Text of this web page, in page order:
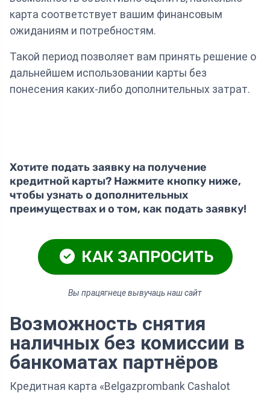
карта соответствует вашим финансовым
ожиданиям и потребностям.
Такой период позволяет вам принять решение о
дальнейшем использовании карты без
понесения каких-либо дополнительных затрат.
Хотите подать заявку на получение
кредитной карты? Нажмите кнопку ниже,
чтобы узнать о дополнительных
преимуществах и о том, как подать заявку!
КАК ЗАПРОСИТЬ
Вы працягнеце вывучаць наш сайт
Возможность снятия
наличных без комиссии в
банкоматах партнёров
Кредитная карта «Belgazprombank Cashalot